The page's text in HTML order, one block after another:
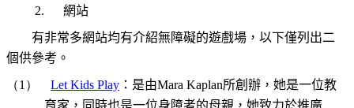
2.
網站
有非常多網站均有介紹無障礙的遊戲場，以下僅列出二
個供參考。
（1）
Let Kids Play ：是由Mara Kaplan所創辦，她是一位教
育家，同時也是一位身障者的母親，她致力於推廣